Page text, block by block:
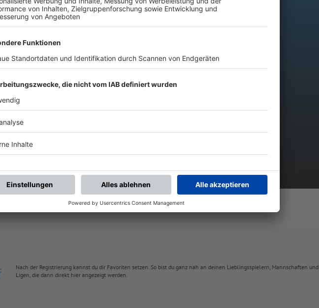
DEN BFV-WHATSAPP-KANAL!
Nach der Registrierung kannst du dir Favoriten setzen. So bist du ganz nah an deinen Lieblingsspielern, Mannschaften und
Ligen, die dann direkt hier angezeigt werden.